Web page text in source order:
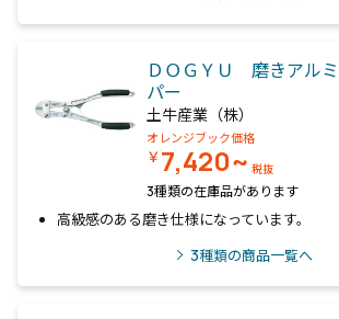
ＤＯＧＹＵ 磨きアル
パー
土牛産業（株）
オレンジブック価格
￥7,420~ 税抜
3種類の在庫品があります
高級感のある磨き仕様になっています。
3種類の商品一覧へ